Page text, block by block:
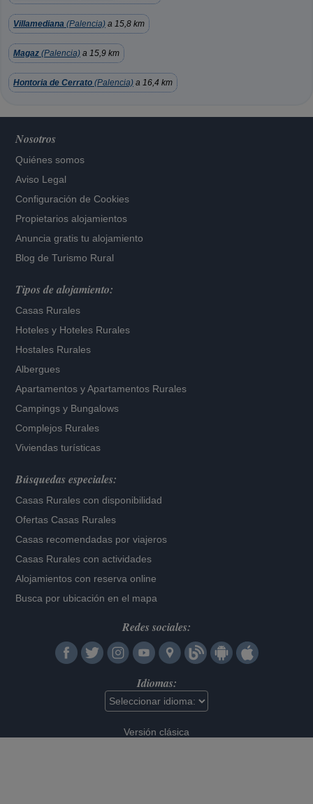
Villamediana (Palencia) a 15,8 km
Magaz (Palencia) a 15,9 km
Hontoria de Cerrato (Palencia) a 16,4 km
Nosotros
Quiénes somos
Aviso Legal
Configuración de Cookies
Propietarios alojamientos
Anuncia gratis tu alojamiento
Blog de Turismo Rural
Tipos de alojamiento:
Casas Rurales
Hoteles y Hoteles Rurales
Hostales Rurales
Albergues
Apartamentos yApartamentos Rurales
Campings y Bungalows
Complejos Rurales
Viviendas turísticas
Búsquedas especiales:
Casas Rurales con disponibilidad
Ofertas Casas Rurales
Casas recomendadas por viajeros
Casas Rurales con actividades
Alojamientos con reserva online
Busca por ubicación en el mapa
Redes sociales:
Idiomas:
Versión clásica